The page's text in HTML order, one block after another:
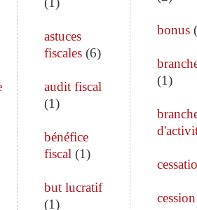
astuces
fiscales(6)
audit fiscal
(1)
bénéfice
fiscal (1)
but lucratif
(1)
bonus(
(1)
cession